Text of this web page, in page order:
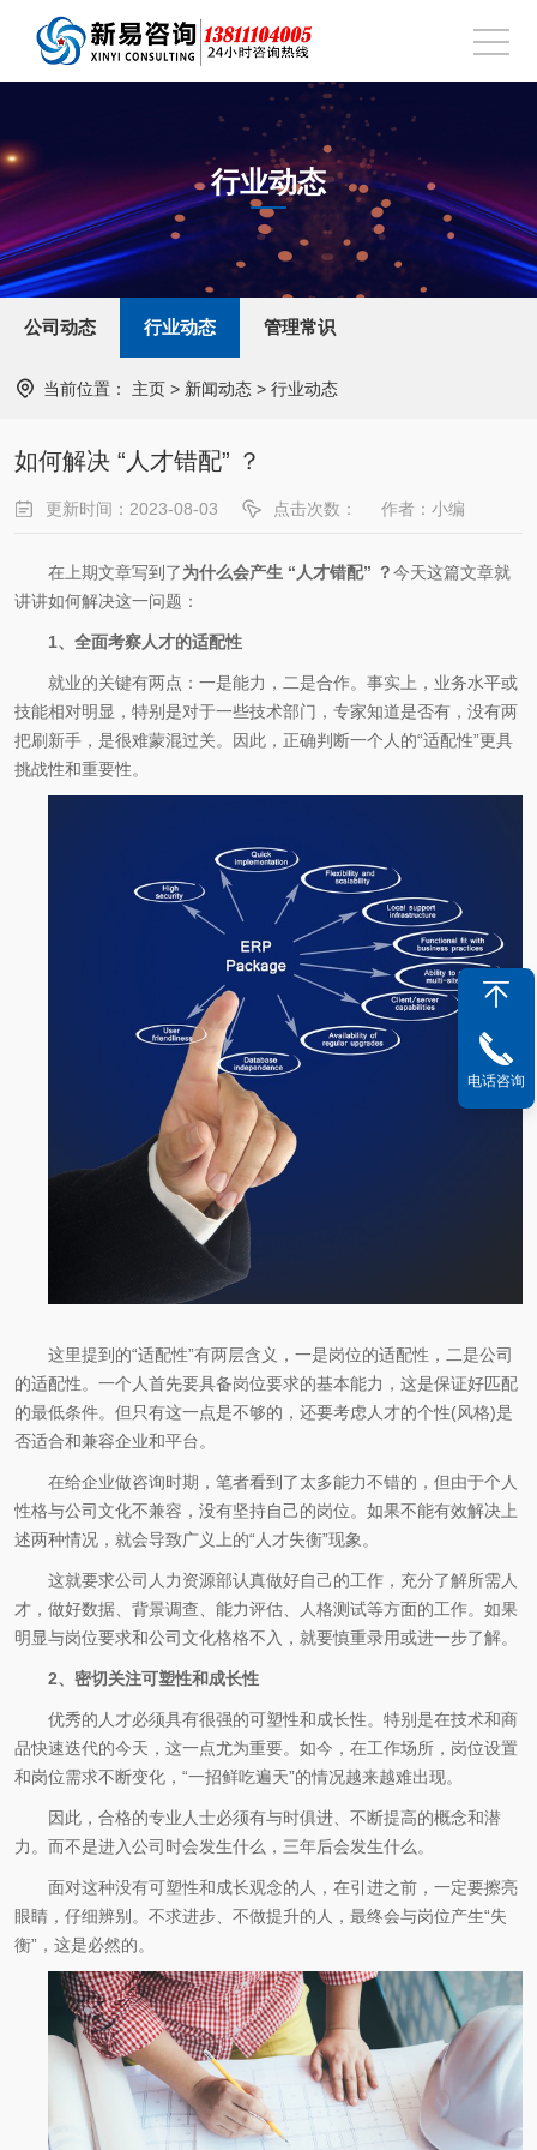
行业动态
公司动态 行业动态 管理常识
当前位置： 主页 > 新闻动态 > 行业动态
如何解决 “人才错配” ？
更新时间：2023-08-03 点击次数： 作者：小编
在上期文章写到了为什么会产生 “人才错配” ？今天这篇文章就
讲讲如何解决这一问题：
1、全面考察人才的适配性
就业的关键有两点：一是能力，二是合作。事实上，业务水平或
技能相对明显，特别是对于一些技术部门，专家知道是否有，没有两
把刷新手，是很难蒙混过关。因此，正确判断一个人的“适配性”更具
挑战性和重要性。
这里提到的“适配性”有两层含义，一是岗位的适配性，二是公司
的适配性。一个人首先要具备岗位要求的基本能力，这是保证好匹配
的最低条件。但只有这一点是不够的，还要考虑人才的个性(风格)是
否适合和兼容企业和平台。
在给企业做咨询时期，笔者看到了太多能力不错的，但由于个人
性格与公司文化不兼容，没有坚持自己的岗位。如果不能有效解决上
述两种情况，就会导致广义上的“人才失衡”现象。
这就要求公司人力资源部认真做好自己的工作，充分了解所需人
才，做好数据、背景调查、能力评估、人格测试等方面的工作。如果
明显与岗位要求和公司文化格格不入，就要慎重录用或进一步了解。
2、密切关注可塑性和成长性
优秀的人才必须具有很强的可塑性和成长性。特别是在技术和商
品快速迭代的今天，这一点尤为重要。如今，在工作场所，岗位设置
和岗位需求不断变化，“一招鲜吃遍天”的情况越来越难出现。
因此，合格的专业人士必须有与时俱进、不断提高的概念和潜
力。而不是进入公司时会发生什么，三年后会发生什么。
面对这种没有可塑性和成长观念的人，在引进之前，一定要擦亮
眼睛，仔细辨别。不求进步、不做提升的人，最终会与岗位产生“失
衡”，这是必然的。
电话咨询